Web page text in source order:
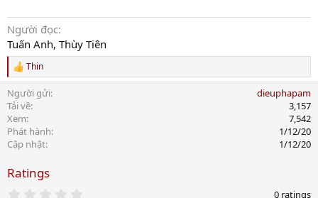
Người đọc
Tuấn Anh, Thùy Tiên
R
e
a
c
t
i
o
n
:
Thin
Người gửi
dieuphapam
Tải về
3,157
Xem
7,542
Phát hành
1/12/20
Cập nhật
1/12/20
Ratings
0 ratings